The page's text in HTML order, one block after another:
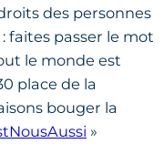
des personnes
faites passer le mot
le monde est
place de la
bouger la
»